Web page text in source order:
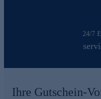
24/7
Ihre Gutschein-